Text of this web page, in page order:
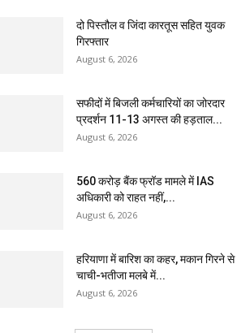
दो पिस्तौल व जिंदा कारतूस सहित युवक
गिरफ्तार
August 6, 2026
सफीदों में बिजली कर्मचारियों का जोरदार
प्रदर्शन 11-13 अगस्त की हड़ताल...
August 6, 2026
₹560 करोड़ बैंक फ्रॉड मामले में IAS
अधिकारी को राहत नहीं,...
August 6, 2026
हरियाणा में बारिश का कहर, मकान गिरने से
चाची-भतीजा मलबे में...
August 6, 2026